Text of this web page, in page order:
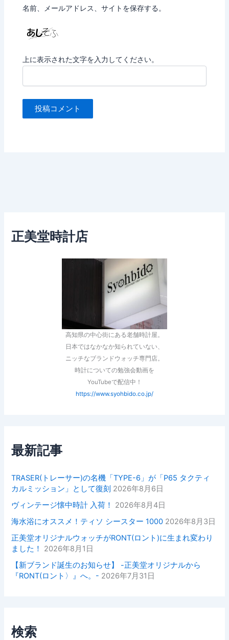
名前、メールアドレス、サイトを保存する。
上に表示された文字を入力してください。
正美堂時計店
高知県の中心街にある老舗時計屋。
日本ではなかなか知られていない、
ニッチなブランドウォッチ専門店。
時計についての勉強会動画を
YouTubeで配信中！
https://www.syohbido.co.jp/
最新記事
TRASER(トレーサー)の名機「TYPE-6」が「P65 タクティ
カルミッション」として復刻 2026年8月6日
ヴィンテージ懐中時計 入荷！
2026年8月4日
海水浴にオススメ！ティソ シースター 1000 2026年8月3日
正美堂オリジナルウォッチがRONT(ロント)に生まれ変わり
ました！
2026年8月1日
【新ブランド誕生のお知らせ】 -正美堂オリジナルから
『RONT(ロント〉』へ。- 2026年7月31日
検索